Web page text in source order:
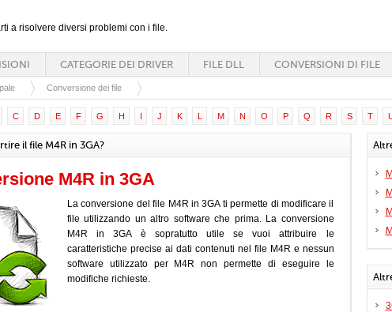
a risolvere diversi problemi con i file.
CATEGORIE DEI DRIVER FILE DLL CONVERSIONI DI FILE
Conversione dei file
C D E F G H I J K L M N O P Q R S T
il file M4R in 3GA?
M4R in 3GA
La conversione del file M4R in 3GA ti permette di modificare il
file utilizzando un altro software che prima. La conversione
M4R in 3GA è sopratutto utile se vuoi attribuire le
caratteristiche precise ai dati contenuti nel file M4R e nessun
software utilizzato per M4R non permette di eseguire le
modifiche richieste.